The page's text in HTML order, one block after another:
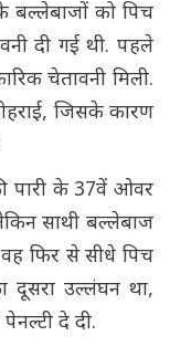
को पिच
दी गई थी. पहले
चेतावनी मिली.
जिसके कारण
पारी के 37वें ओवर
साथी बल्लेबाज
वह फिर से सीधे पिच
दूसरा उल्लंघन था,
दे दी.